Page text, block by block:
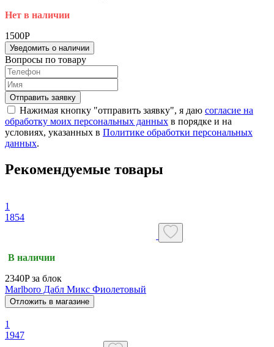
Нет в наличии
1500P
Уведомить о наличии
Вопросы по товару
Отправить заявку
Нажимая кнопку "отправить заявку", я даю согласие на
обработку моих персональных данных в порядке и на
условиях, указанных в Политике обработки персональных
данных.
Рекомендуемые товары
1
1854
В наличии
2340P за блок
Marlboro Дабл Микс Фиолетовый
Отложить в магазине
1
1947